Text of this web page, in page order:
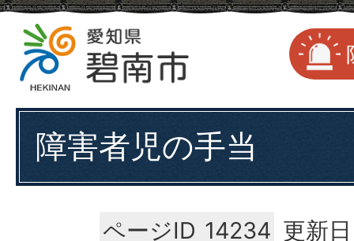
障害者児の手当
ページID 14234 更新